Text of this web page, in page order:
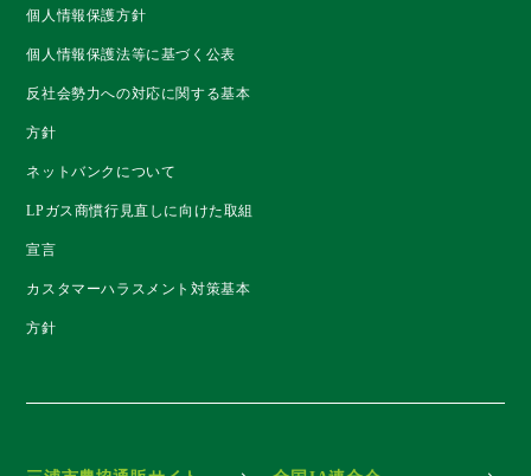
個人情報保護方針
個人情報保護法等に基づく公表
反社会勢力への対応に関する基本
方針
ネットバンクについて
LPガス商慣行見直しに向けた取組
宣言
カスタマーハラスメント対策基本
方針